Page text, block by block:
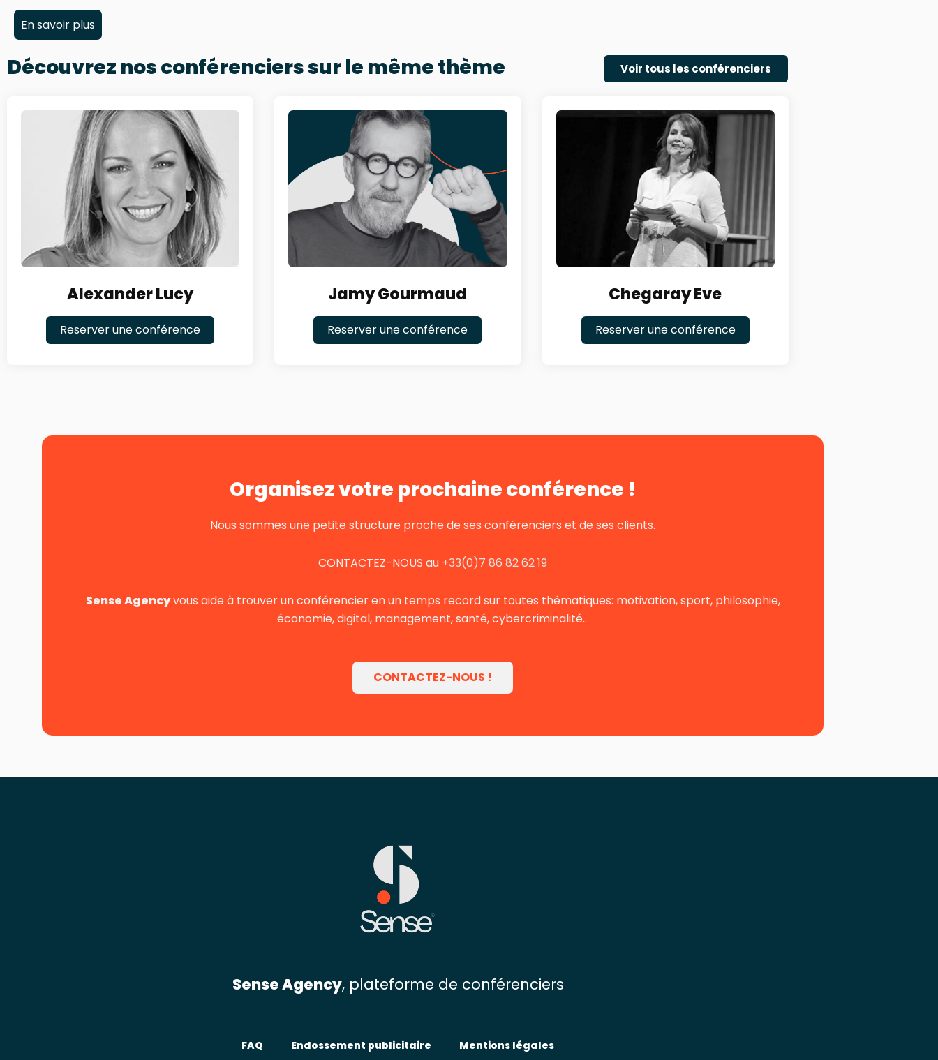
En savoir plus
Découvrez nos conférenciers sur le même thème Voir tous les conférenciers
Alexander Lucy
Reserver une conférence
Jamy Gourmaud
Reserver une conférence
Chegaray Eve
Reserver une conférence
Organisez votre prochaine conférence !
Nous sommes une petite structure proche de ses conférenciers et de ses clients.
CONTACTEZ-NOUS au +33(0)7 86 82 62 19
Sense Agencyvous aide à trouver un conférencier en un temps record sur toutes thématiques: motivation, sport, philosophie,
économie, digital, management, santé, cybercriminalité…
CONTACTEZ-NOUS !
Sense Agency, plateforme de conférenciers
FAQ Endossement publicitaire Mentions légales